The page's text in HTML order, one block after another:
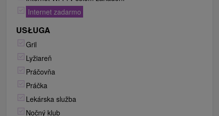
Internet zadarmo
USŁUGA
Gril
Lyžiareň
Práčovňa
Práčka
Lekárska služba
Nočný klub